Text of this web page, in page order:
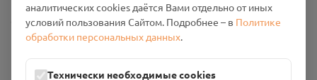
Общество с ограниченной ответственностью «Смоленский
Проект Помним»
Юридический адрес: 216790, Смоленская область, р-н
аналитических cookies даётся Вами отдельно от иных
условий пользования Сайтом. Подробнее – в Политике
обработки персональных данных.
Технически необходимые cookies